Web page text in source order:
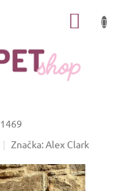
1469
Značka:Alex Clark